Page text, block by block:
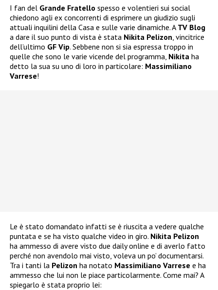
I fan del Grande Fratello spesso e volentieri sui social
chiedono agli ex concorrenti di esprimere un giudizio sugli
attuali inquilini della Casa e sulle varie dinamiche. A TV Blog
a dare il suo punto di vista è stata Nikita Pelizon , vincitrice
dell’ultimo GF Vip. Sebbene non si sia espressa troppo in
quelle che sono le varie vicende del programma, Nikita ha
detto la sua su uno di loro in particolare: Massimiliano
Varrese!
Le è stato domandato infatti se è riuscita a vedere qualche
puntata e se ha visto qualche video in giro. Nikita Pelizon
ha ammesso di avere visto due daily online e di averlo fatto
perché non avendolo mai visto, voleva un po’ documentarsi.
Tra i tanti la Pelizon ha notato Massimiliano Varrese e ha
ammesso che lui non le piace particolarmente. Come mai? A
spiegarlo è stata proprio lei: